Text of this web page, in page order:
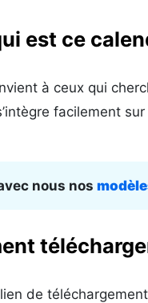
est ce
à ceux qui
facilement
nous nos
de